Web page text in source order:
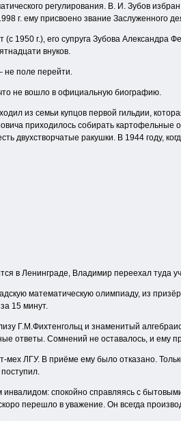
регулирования. В. И. Зубов
г. ему присвоено звание Заслуженного
(с 1950 г.), его супруга Зубова
внуков.
не поле перейти.
не вошло в официальную биографию.
из семьи купцов первой гильдии,
приходилось собирать картофельные
двухстворчатые ракушки. В 1944 году,
в Ленинграде, Владимир переехал туда
математическую олимпиаду, из
15 минут.
Г.М.Фихтенгольц и знаменитый
ответы. Сомнений не оставалось, и ему
мех ЛГУ. В приёме ему было отказано.
спокойно справляясь с
перешло в уважение. Он всегда